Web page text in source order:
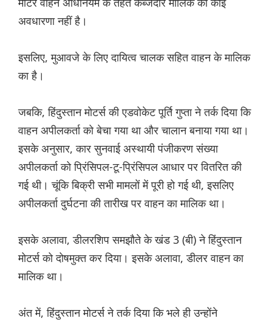
अवधारणा नहीं है।
इसलिए, मुआवजे के लिए दायित्व चालक सहित वाहन के मालिक
का है।
जबकि, हिंदुस्तान मोटर्स की एडवोकेट पूर्ति गुप्ता ने तर्क दिया कि
वाहन अपीलकर्ता को बेचा गया था और चालान बनाया गया था।
इसके अनुसार, कार सुनवाई अस्थायी पंजीकरण संख्या
अपीलकर्ता को प्रिंसिपल-टू-प्रिंसिपल आधार पर वितरित की
गई थी। चूंकि बिक्री सभी मामलों में पूरी हो गई थी, इसलिए
अपीलकर्ता दुर्घटना की तारीख पर वाहन का मालिक था।
इसके अलावा, डीलरशिप समझौते के खंड 3 (बी) ने हिंदुस्तान
मोटर्स को दोषमुक्त कर दिया। इसके अलावा, डीलर वाहन का
मालिक था।
अंत में, हिंदुस्तान मोटर्स ने तर्क दिया कि भले ही उन्होंने